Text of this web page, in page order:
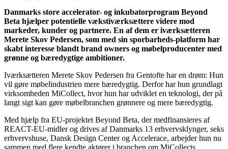
Danmarks store accelerator- og inkubatorprogram Beyond
Beta hjælper potentielle vækstiværksættere videre mod
markeder, kunder og partnere. En af dem er iværksætteren
Merete Skov Pedersen, som med sin sporbarheds-platform har
skabt interesse blandt brand owners og møbelproducenter med
grønne og bæredygtige ambitioner.
Iværksætteren Merete Skov Pedersen fra Gentofte har en drøm: Hun
vil gøre møbelindustrien mere bæredygtig. Derfor har hun grundlagt
virksomheden MiCollect, hvor hun har udviklet en teknologi, der på
langt sigt kan gøre møbelbranchen grønnere og mere bæredygtig.
Med hjælp fra EU-projektet Beyond Beta, der medfinansieres af
REACT-EU-midler og drives af Danmarks 13 erhvervsklynger, seks
erhvervshuse, Dansk Design Center og Accelerace, arbejder hun nu